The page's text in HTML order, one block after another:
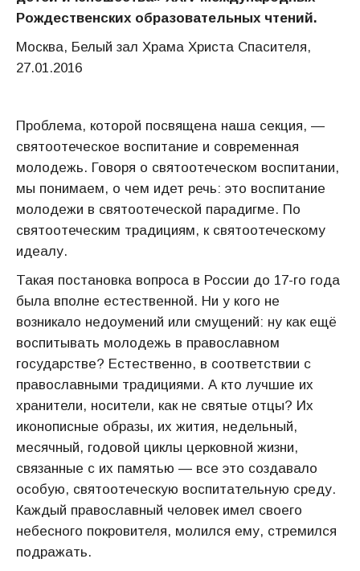
Рождественских образовательных чтений.
Москва, Белый зал Храма Христа Спасителя,
27.01.2016
Проблема, которой посвящена наша секция, —
святоотеческое воспитание и современная
молодежь. Говоря о святоотеческом воспитании,
мы понимаем, о чем идет речь: это воспитание
молодежи в святоотеческой парадигме. По
святоотеческим традициям, к святоотеческому
идеалу.
Такая постановка вопроса в России до 17-го года
была вполне естественной. Ни у кого не
возникало недоумений или смущений: ну как ещё
воспитывать молодежь в православном
государстве? Естественно, в соответствии с
православными традициями. А кто лучшие их
хранители, носители, как не святые отцы? Их
иконописные образы, их жития, недельный,
месячный, годовой циклы церковной жизни,
связанные с их памятью — все это создавало
особую, святоотеческую воспитательную среду.
Каждый православный человек имел своего
небесного покровителя, молился ему, стремился
подражать.